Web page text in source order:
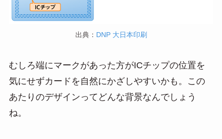
出典： DNP 大日本印刷
むしろ端にマークがあった方がICチップの位置を
気にせずカードを自然にかざしやすいかも。この
あたりのデザインってどんな背景なんでしょう
ね。